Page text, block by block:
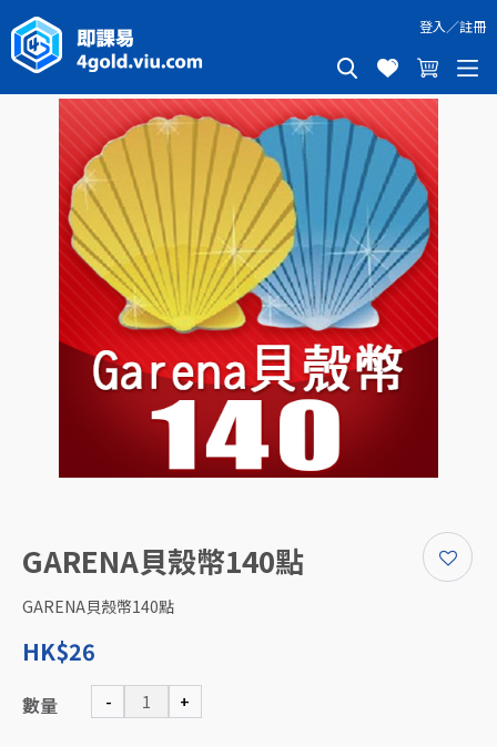
登入／註冊
GARENA貝殼幣140點
GARENA貝殼幣140點
GARENA貝殼幣140點
HK$26
數量 - +